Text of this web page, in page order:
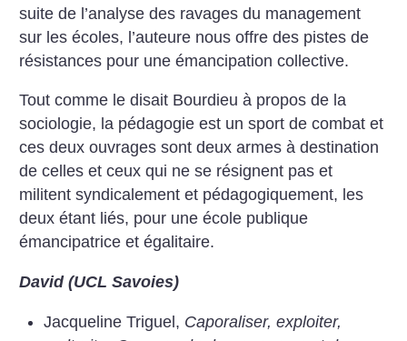
suite de l’analyse des ravages du management
sur les écoles, l’auteure nous offre des pistes de
résistances pour une émancipation collective.
Tout comme le disait Bourdieu à propos de la
sociologie, la pédagogie est un sport de combat et
ces deux ouvrages sont deux armes à destination
de celles et ceux qui ne se résignent pas et
militent syndicalement et pédagogiquement, les
deux étant liés, pour une école publique
émancipatrice et égalitaire.
David (UCL Savoies)
Jacqueline Triguel, Caporaliser, exploiter,